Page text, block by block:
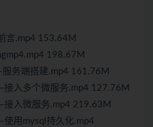
言.mp4 153.64M
198.67M
务端搭建.mp4 161.76M
入多个微服务.mp4 127.76M
入微服务.mp4 219.63M
用mysql持久化.mp4